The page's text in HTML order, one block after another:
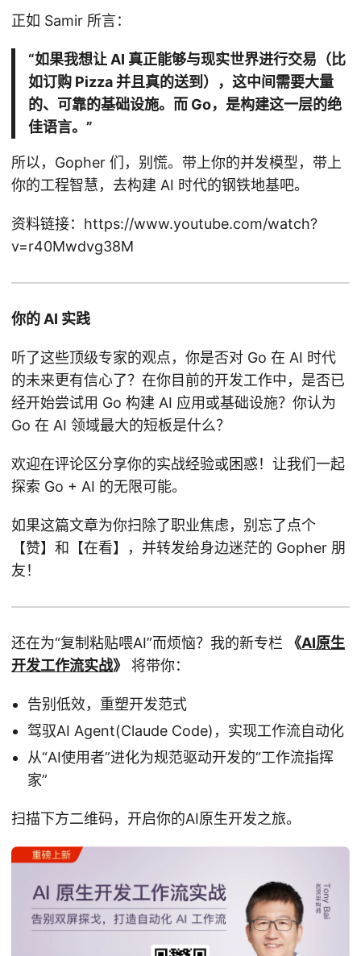
正如 Samir 所言：
“如果我想让 AI 真正能够与现实世界进行交易（比
如订购 Pizza 并且真的送到），这中间需要大量
的、可靠的基础设施。而 Go，是构建这一层的绝
佳语言。”
所以，Gopher 们，别慌。带上你的并发模型，带上
你的工程智慧，去构建 AI 时代的钢铁地基吧。
资料链接：https://www.youtube.com/watch?
v=r40Mwdvg38M
你的 AI 实践
听了这些顶级专家的观点，你是否对 Go 在 AI 时代
的未来更有信心了？在你目前的开发工作中，是否已
经开始尝试用 Go 构建 AI 应用或基础设施？你认为
Go 在 AI 领域最大的短板是什么？
欢迎在评论区分享你的实战经验或困惑！让我们一起
探索 Go + AI 的无限可能。
如果这篇文章为你扫除了职业焦虑，别忘了点个
【赞】和【在看】，并转发给身边迷茫的 Gopher 朋
友！
还在为“复制粘贴喂AI”而烦恼？我的新专栏 《AI原生
开发工作流实战》 将带你：
告别低效，重塑开发范式
驾驭AI Agent(Claude Code)，实现工作流自动化
从“AI使用者”进化为规范驱动开发的“工作流指挥
家”
扫描下方二维码，开启你的AI原生开发之旅。